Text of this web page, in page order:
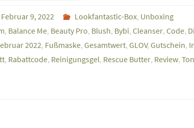
Februar 9, 2022 Lookfantastic-Box, Unboxing
, Balance Me, Beauty Pro, Blush, Bybi, Cleanser, Code,
2022, Fußmaske, Gesamtwert, GLOV, Gutschein,
, Rabattcode, Reinigungsgel, Rescue Butter, Review,